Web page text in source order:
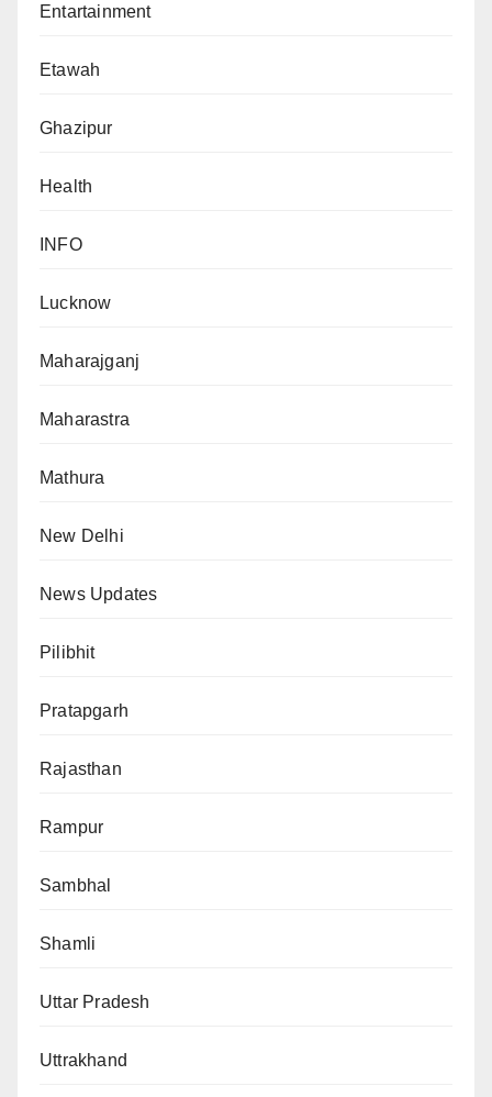
Entartainment
Etawah
Ghazipur
Health
INFO
Lucknow
Maharajganj
Maharastra
Mathura
New Delhi
News Updates
Pilibhit
Pratapgarh
Rajasthan
Rampur
Sambhal
Shamli
Uttar Pradesh
Uttrakhand